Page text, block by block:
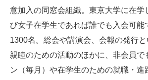
意加入の同窓会組織。東京大学に在学
び女子在学生であれば誰でも入会可能
1300名。総会や講演会、会報の発行
親睦のための活動のほかに、非会員で
ン（毎月）や在学生のための就職・進